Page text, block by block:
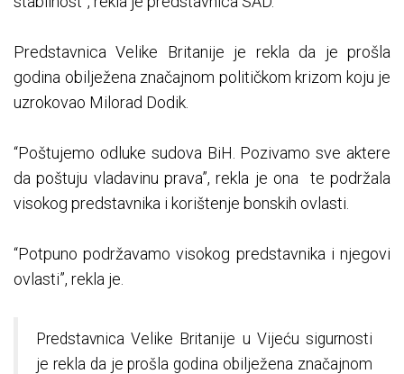
Predstavnica Velike Britanije je rekla da je prošla
godina obilježena značajnom političkom krizom koju je
uzrokovao Milorad Dodik.
“Poštujemo odluke sudova BiH. Pozivamo sve aktere
da poštuju vladavinu prava”, rekla je ona te podržala
visokog predstavnika i korištenje bonskih ovlasti.
“Potpuno podržavamo visokog predstavnika i njegovi
ovlasti”, rekla je.
Predstavnica Velike Britanije u Vijeću sigurnosti
je rekla da je prošla godina obilježena značajnom